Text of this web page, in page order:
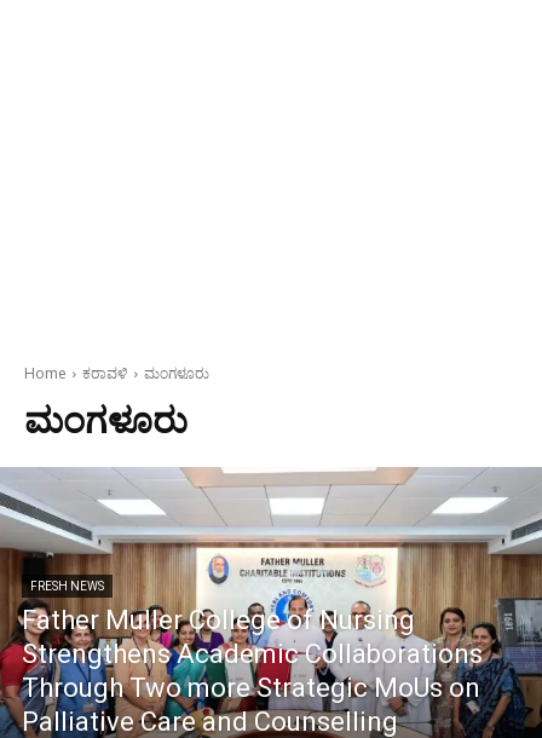
Home ಕರಾವಳಿ ಮಂಗಳೂರು
ಮಂಗಳೂರು
FRESH NEWS
Father Muller College of Nursing
Strengthens Academic Collaborations
Through Two more Strategic MoUs on
Palliative Care and Counselling